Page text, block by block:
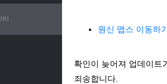
원신 맵스 이동하
확인이 늦어져 업데이트
죄송합니다.